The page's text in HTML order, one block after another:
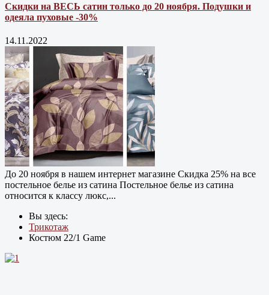
Скидки на ВЕСЬ сатин только до 20 ноября. Подушки и
одеяла пуховые -30%
14.11.2022
До 20 ноября в нашем интернет магазине Cкидка 25% на все
постельное белье из сатина Постельное белье из сатина
относится к классу люкс,...
Вы здесь:
Трикотаж
Костюм 22/1 Game